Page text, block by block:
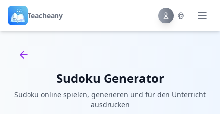
Teacheany
Back to tools
Sudoku Generator
Sudoku online spielen, generieren und für den Unterricht
ausdrucken